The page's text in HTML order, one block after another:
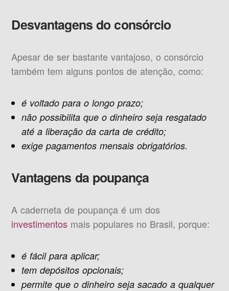
Desvantagens do consórcio
Apesar de ser bastante vantajoso, o consórcio
também tem alguns pontos de atenção, como:
é voltado para o longo prazo;
não possibilita que o dinheiro seja resgatado
até a liberação da carta de crédito;
exige pagamentos mensais obrigatórios.
Vantagens da poupança
A caderneta de poupança é um dos
investimentos mais populares no Brasil, porque:
é fácil para aplicar;
tem depósitos opcionais;
permite que o dinheiro seja sacado a qualquer